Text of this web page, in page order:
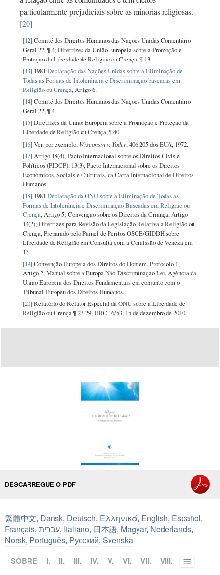
particularmente prejudiciais sobre as minorias religiosas.
[20]
[12] Comité dos Direitos Humanos das Nações Unidas Comentário
Geral 22, ¶ 4; Diretrizes da União Europeia sobre a Promoção e
Proteção da Liberdade de Religião ou Crença, ¶ 13.
[13] 1981 Declaração das Nações Unidas sobre a Eliminação de
Todas as Formas de Intolerância e Discriminação baseadas em
Religião ou Crença, Artigo 6.
[14] Comité dos Direitos Humanos das Nações Unidas Comentário
Geral 22, ¶ 4.
[15] Diretrizes da União Europeia sobre a Promoção e Proteção da
Liberdade de Religião ou Crença, ¶ 40.
[16] Ver, por exemplo, Wisconsin v. Yoder, 406 205 dos EUA, 1972.
[17] Artigo 18(4), Pacto Internacional sobre os Direitos Civis e
Políticos (PIDCP). 13(3), Pacto Internacional sobre os Direitos
Económicos, Sociais e Culturais, da Carta Internacional de Direitos
Humanos.
[18] 1981Declaração da ONU sobre a Eliminação de Todas as
Formas de Intolerância e Discriminação Baseadas em Religião ou
Crença, Artigo 5; Convenção sobre os Direitos da Criança, Artigo
14(2); Diretrizes para Revisão da Legislação Relativa a Religião ou
Crença, Preparado pelo Painel de Peritos OSCE/GIDDH sobre
Liberdade de Religião em Consulta com a Comissão de Veneza em
13.
[19] Convenção Europeia dos Direitos do Homem, Protocolo 1,
Artigo 2, Manual sobre a EuropaNão-DiscriminaçãoLei, Agência da
União Europeia dos Direitos Fundamentais em conjunto com o
Tribunal Europeu dos Direitos Humanos.
[20] Relatório do Relator Especial da ONU sobre a Liberdade de
Religião ou Crença ¶27-29,HRC 16/53, 15 de dezembro de 2010.
DESCARREGUE O PDF
繁體中文, Dansk, Deutsch, Ελληνικά, English, Español,
Français, עברית, Italiano, 日本語, Magyar, Nederlands,
Norsk, Português, Русский, Svenska
SOBRE I. II. III. IV. V. VI. VII. VIII. Toggle